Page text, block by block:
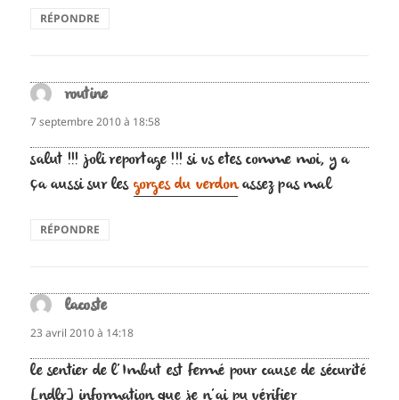
RÉPONDRE
routinedit :
7 septembre 2010 à 18:58
salut !!! joli reportage !!! si vs etes comme moi, y a
ça aussi sur les gorges du verdonassez pas mal
RÉPONDRE
lacostedit :
23 avril 2010 à 14:18
le sentier de l’Imbut est fermé pour cause de sécurité